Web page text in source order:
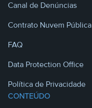
Canal de Denúncias
Contrato Nuvem Pública
FAQ
Data Protection Office
Política de Privacidade
CONTEÚDO